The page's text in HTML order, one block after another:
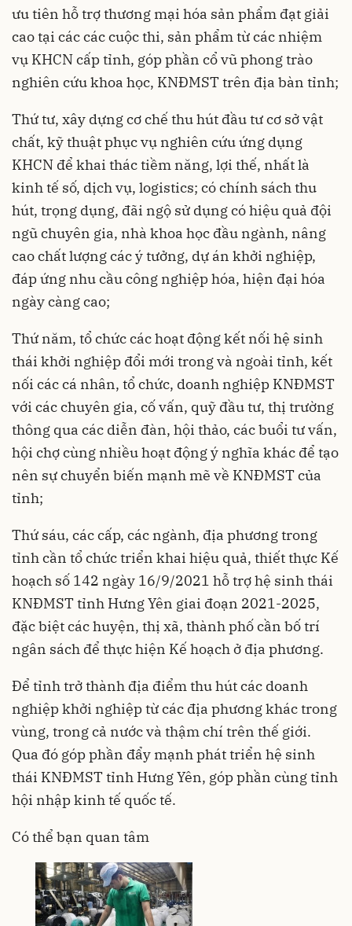
ưu tiên hỗ trợ thương mại hóa sản phẩm đạt giải
cao tại các các cuộc thi, sản phẩm từ các nhiệm
vụ KHCN cấp tỉnh, góp phần cổ vũ phong trào
nghiên cứu khoa học, KNĐMST trên địa bàn tỉnh;
Thứ tư, xây dựng cơ chế thu hút đầu tư cơ sở vật
chất, kỹ thuật phục vụ nghiên cứu ứng dụng
KHCN để khai thác tiềm năng, lợi thế, nhất là
kinh tế số, dịch vụ, logistics; có chính sách thu
hút, trọng dụng, đãi ngộ sử dụng có hiệu quả đội
ngũ chuyên gia, nhà khoa học đầu ngành, nâng
cao chất lượng các ý tưởng, dự án khởi nghiệp,
đáp ứng nhu cầu công nghiệp hóa, hiện đại hóa
ngày càng cao;
Thứ năm, tổ chức các hoạt động kết nối hệ sinh
thái khởi nghiệp đổi mới trong và ngoài tỉnh, kết
nối các cá nhân, tổ chức, doanh nghiệp KNĐMST
với các chuyên gia, cố vấn, quỹ đầu tư, thị trường
thông qua các diễn đàn, hội thảo, các buổi tư vấn,
hội chợ cùng nhiều hoạt động ý nghĩa khác để tạo
nên sự chuyển biến mạnh mẽ về KNĐMST của
tỉnh;
Thứ sáu, các cấp, các ngành, địa phương trong
tỉnh cần tổ chức triển khai hiệu quả, thiết thực Kế
hoạch số 142 ngày 16/9/2021 hỗ trợ hệ sinh thái
KNĐMST tỉnh Hưng Yên giai đoạn 2021-2025,
đặc biệt các huyện, thị xã, thành phố cần bố trí
ngân sách để thực hiện Kế hoạch ở địa phương.
Để tỉnh trở thành địa điểm thu hút các doanh
nghiệp khởi nghiệp từ các địa phương khác trong
vùng, trong cả nước và thậm chí trên thế giới.
Qua đó góp phần đẩy mạnh phát triển hệ sinh
thái KNĐMST tỉnh Hưng Yên, góp phần cùng tỉnh
hội nhập kinh tế quốc tế.
Có thể bạn quan tâm